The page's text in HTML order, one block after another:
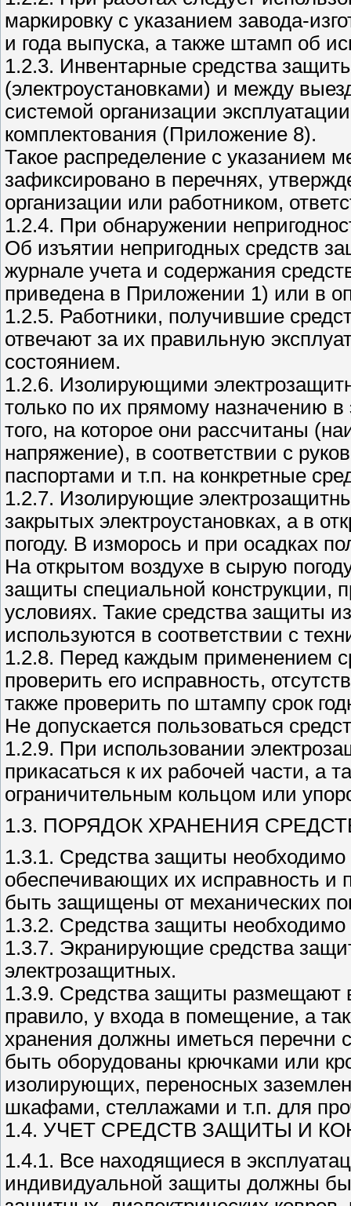
маркировку с указанием завода-
и года выпуска, а также штамп об
1.2.3. Инвентарные средства
(электроустановками) и между
системой организации
комплектования (Приложение 8).
Такое распределение с указанием
зафиксировано в перечнях,
организации или работником,
1.2.4. При обнаружении
Об изъятии непригодных средств
журнале учета и содержания
приведена в Приложении 1) или в
1.2.5. Работники, получившие
отвечают за их правильную
состоянием.
1.2.6. Изолирующими
только по их прямому назначению
того, на которое они рассчитаны
напряжение), в соответствии с
паспортами и т.п. на конкретные
1.2.7. Изолирующие
закрытых электроустановках, а в
погоду. В изморось и при осадках
На открытом воздухе в сырую
защиты специальной конструкции,
условиях. Такие средства защиты
используются в соответствии с
1.2.8. Перед каждым применением
проверить его исправность,
также проверить по штампу срок
Не допускается пользоваться
1.2.9. При использовании
прикасаться к их рабочей части, а
ограничительным кольцом или
1.3. ПОРЯДОК ХРАНЕНИЯ
1.3.1. Средства защиты необходимо
обеспечивающих их исправность и
быть защищены от механических
1.3.2. Средства защиты
1.3.7. Экранирующие средства
электрозащитных.
1.3.9. Средства защиты размещают
правило, у входа в помещение, а
хранения должны иметься перечни
быть оборудованы крючками или
изолирующих, переносных
шкафами, стеллажами и т.п. для
1.4. УЧЕТ СРЕДСТВ ЗАЩИТЫ И
1.4.1. Все находящиеся в
индивидуальной защиты должны